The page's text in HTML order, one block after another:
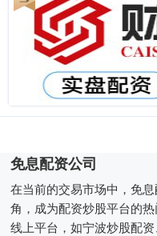
免息配资公司
在当前的交易市场中，免
角，成为配资炒股平台的
线上平台，如宁波炒股配